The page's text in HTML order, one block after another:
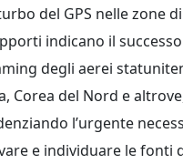
del GPS nelle zone
indicano il
degli aerei
Corea del Nord e
l’urgente
e individuare le fonti